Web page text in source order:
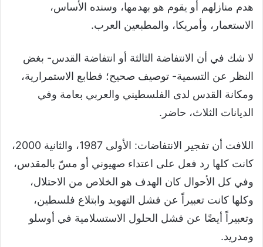
هدم منازلهم أو يقوم هو بهدمها، وسنده الأساس،
الاستعمار، وأمريكا، والمطبعين العرب.
لا شك في أن الانتفاضة الثالثة أو انتفاضة القدس- بغض
النظر عن التسمية- توصيف صحيح؛ فطابع الاستمرارية،
ومكانة القدس لدى الفلسطيني والعربي بعامة وفي
الديانات الثلاث، حاضر.
اللافت أن تفجير الانتفاضات: الأولى 1987، والثانية 2000،
كانت كلها رد فعل على اعتداء صهيوني أو مسّ بالمقدس،
وفي كل الأحوال كان الهدف هو الخلاص من الاحتلال،
وكلها كانت تعبيراً عن فشل التهويد وابتلاع فلسطين،
وتعبيراً أيضًا عن فشل الحلول الاستسلامية في أوسلو
ومدريد.